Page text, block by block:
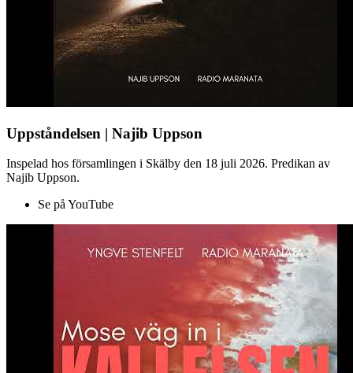
Uppståndelsen | Najib Uppson
Inspelad hos församlingen i Skälby den 18 juli 2026. Predikan av
Najib Uppson.
Se på YouTube